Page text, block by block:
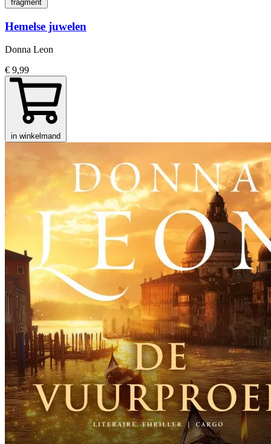
fragment
Hemelse juwelen
Donna Leon
€ 9,99
in winkelmand